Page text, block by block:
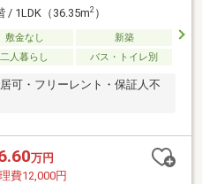
/ 1LDK（36.35m2）
敷金なし
新築
二人暮らし バス・トイレ別
可・フリーレント・保証人不
万円
費12,000円